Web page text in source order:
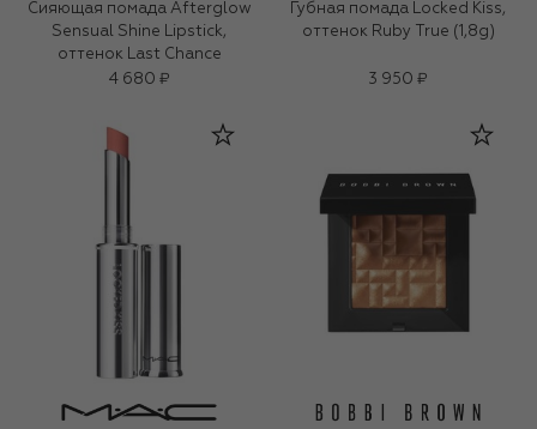
Сияющая помада Afterglow
Sensual Shine Lipstick,
оттенок Last Chance
4 680 ₽
Губная помада Locked Kiss,
оттенок Ruby True (1,8g)
3 950 ₽